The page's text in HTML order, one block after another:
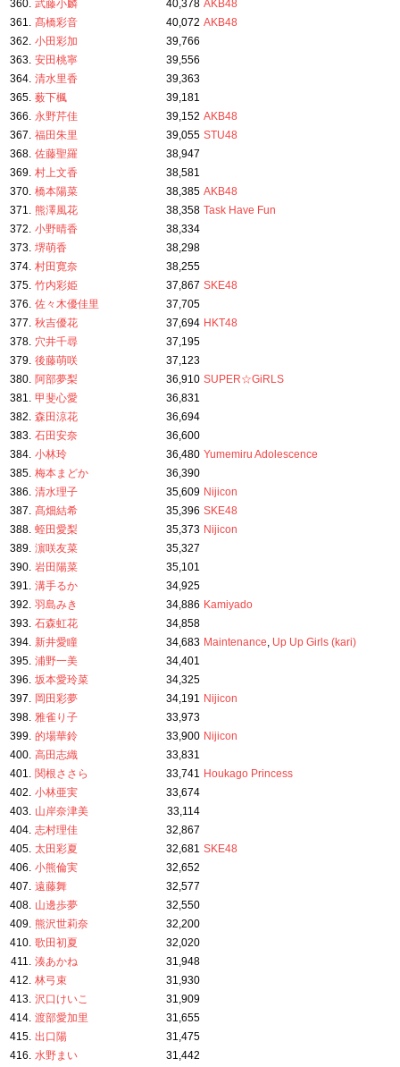
360. 武藤小麟 40,378 AKB48
361. 髙橋彩音 40,072 AKB48
362. 小田彩加
39,766
363. 安田桃寧
39,556
364. 清水里香
39,363
365. 薮下楓
39,181
366. 永野芹佳 39,152 AKB48
367. 福田朱里 39,055 STU48
368. 佐藤聖羅
38,947
369. 村上文香
38,581
370. 橋本陽菜 38,385 AKB48
371. 熊澤風花 38,358 Task Have Fun
372. 小野晴香
38,334
373. 堺萌香
38,298
374. 村田寛奈
38,255
375. 竹内彩姫 37,867 SKE48
376. 佐々木優佳里
37,705
377. 秋吉優花 37,694 HKT48
378. 穴井千尋
37,195
379. 後藤萌咲
37,123
380. 阿部夢梨 36,910 SUPER☆GiRLS
381. 甲斐心愛
36,831
382. 森田涼花
36,694
383. 石田安奈
36,600
384. 小林玲 36,480 Yumemiru Adolescence
385. 梅本まどか
36,390
386. 清水理子 35,609 Nijicon
387. 髙畑結希 35,396 SKE48
388. 蛭田愛梨 35,373 Nijicon
389. 濵咲友菜
35,327
390. 岩田陽菜
35,101
391. 溝手るか
34,925
392. 羽島みき 34,886 Kamiyado
393. 石森虹花
34,858
394. 新井愛瞳 34,683 Maintenance, Up Up Girls (kari)
395. 浦野一美
34,401
396. 坂本愛玲菜
34,325
397. 岡田彩夢 34,191 Nijicon
398. 雅雀り子
33,973
399. 的場華鈴 33,900 Nijicon
400. 高田志織
33,831
401. 関根ささら 33,741 Houkago Princess
402. 小林亜実
33,674
403. 山岸奈津美
33,114
404. 志村理佳
32,867
405. 太田彩夏 32,681 SKE48
406. 小熊倫実
32,652
407. 遠藤舞
32,577
408. 山邊歩夢
32,550
409. 熊沢世莉奈
32,200
410. 歌田初夏
32,020
411. 湊あかね
31,948
412. 林弓束
31,930
413. 沢口けいこ
31,909
414. 渡部愛加里
31,655
415. 出口陽
31,475
416. 水野まい
31,442